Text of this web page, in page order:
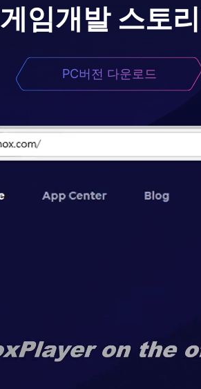
게임개발 스토리
PC버전 다운로드